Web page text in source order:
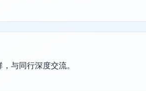
与同行深度交流。